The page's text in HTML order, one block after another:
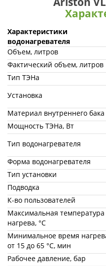
Характеристики
водонагревателя
Объем, литров
Фактический объем, литров
Тип ТЭНа
Установка
Материал внутреннего бака
Мощность ТЭНа, Вт
Тип водонагревателя
Форма водонагревателя
Тип установки
Подводка
К-во пользователей
Максимальная температура
нагрева, °С
Минимальное время
от 15 до 65 °С, мин
Рабочее давление, бар